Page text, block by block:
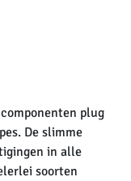
plug
De slimme
in alle
soorten